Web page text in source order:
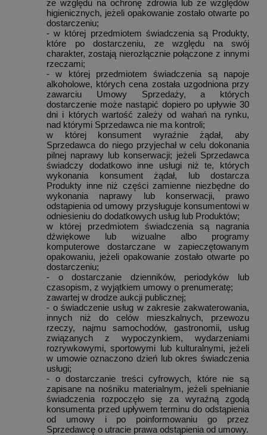
ze względu na ochronę zdrowia lub ze względów
higienicznych, jeżeli opakowanie zostało otwarte po
dostarczeniu;
- w której przedmiotem świadczenia są Produkty,
które po dostarczeniu, ze względu na swój
charakter, zostają nierozłącznie połączone z innymi
rzeczami;
- w której przedmiotem świadczenia są napoje
alkoholowe, których cena została uzgodniona przy
zawarciu Umowy Sprzedaży, a których
dostarczenie może nastąpić dopiero po upływie 30
dni i których wartość zależy od wahań na rynku,
nad którymi Sprzedawca nie ma kontroli;
w której konsument wyraźnie żądał, aby
Sprzedawca do niego przyjechał w celu dokonania
pilnej naprawy lub konserwacji; jeżeli Sprzedawca
świadczy dodatkowo inne usługi niż te, których
wykonania konsument żądał, lub dostarcza
Produkty inne niż części zamienne niezbędne do
wykonania naprawy lub konserwacji, prawo
odstąpienia od umowy przysługuje konsumentowi w
odniesieniu do dodatkowych usług lub Produktów;
w której przedmiotem świadczenia są nagrania
dźwiękowe lub wizualne albo programy
komputerowe dostarczane w zapieczętowanym
opakowaniu, jeżeli opakowanie zostało otwarte po
dostarczeniu;
- o dostarczanie dzienników, periodyków lub
czasopism, z wyjątkiem umowy o prenumeratę;
zawartej w drodze aukcji publicznej;
- o świadczenie usług w zakresie zakwaterowania,
innych niż do celów mieszkalnych, przewozu
rzeczy, najmu samochodów, gastronomii, usług
związanych z wypoczynkiem, wydarzeniami
rozrywkowymi, sportowymi lub kulturalnymi, jeżeli
w umowie oznaczono dzień lub okres świadczenia
usługi;
- o dostarczanie treści cyfrowych, które nie są
zapisane na nośniku materialnym, jeżeli spełnianie
świadczenia rozpoczęło się za wyraźną zgodą
konsumenta przed upływem terminu do odstąpienia
od umowy i po poinformowaniu go przez
Sprzedawcę o utracie prawa odstąpienia od umowy.